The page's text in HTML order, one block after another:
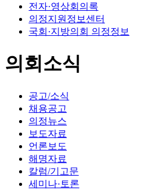
전자·영상회의록
의정지원정보센터
국회·지방의회 의정정보
의회소식
공고/소식
채용공고
의정뉴스
보도자료
언론보도
해명자료
칼럼/기고문
세미나·토론